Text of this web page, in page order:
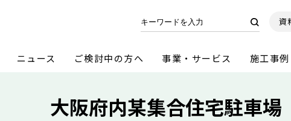
資
ニュース ご検討中の方へ 事業・サービス 施工事例
大阪府内某集合住宅駐車場